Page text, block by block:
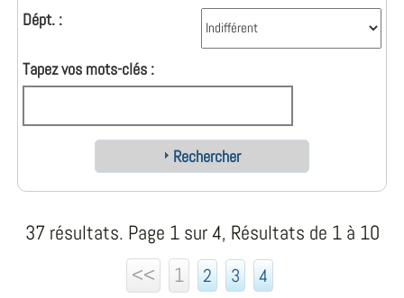
Dépt. :
Tapez vos mots-clés :
Rechercher
37 résultats. Page 1 sur 4, Résultats de 1 à 10
<<
1 2 3 4